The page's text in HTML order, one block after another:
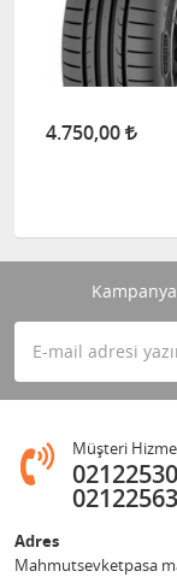
4.750,00
Müşteri
Adres
Mahmutsevketpasa